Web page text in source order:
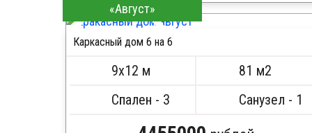
Каркас -доска естественной влажности
Стропила, балки 50х200 мм
Кровля металлочерепица
Сборка на березовые нагеля, джут
Металлические сваи 108 диаметр
ПОДРОБНЕЕ
«Август»
Каркасный дом 6 на 6
9х12 м
81 м2
Спален - 3
Санузел - 1